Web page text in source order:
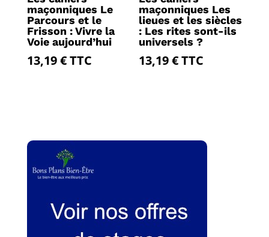
maçonniques Le
Parcours et le
Frisson : Vivre la
Voie aujourd’hui
13,19€TTC
maçonniques Les
lieues et les siècles
: Les rites sont-ils
universels ?
13,19€TTC